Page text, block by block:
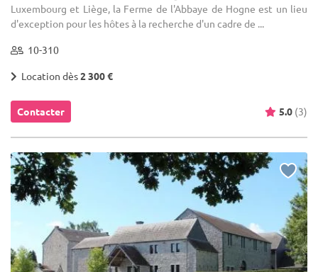
Luxembourg et Liège, la Ferme de l'Abbaye de Hogne est un lieu
d'exception pour les hôtes à la recherche d'un cadre de ...
10-310
Location dès2 300 €
Contacter 5.0 (3)